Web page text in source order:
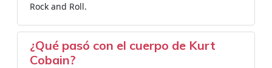
Rock and Roll.
¿Qué pasó con el cuerpo de Kurt
Cobain?